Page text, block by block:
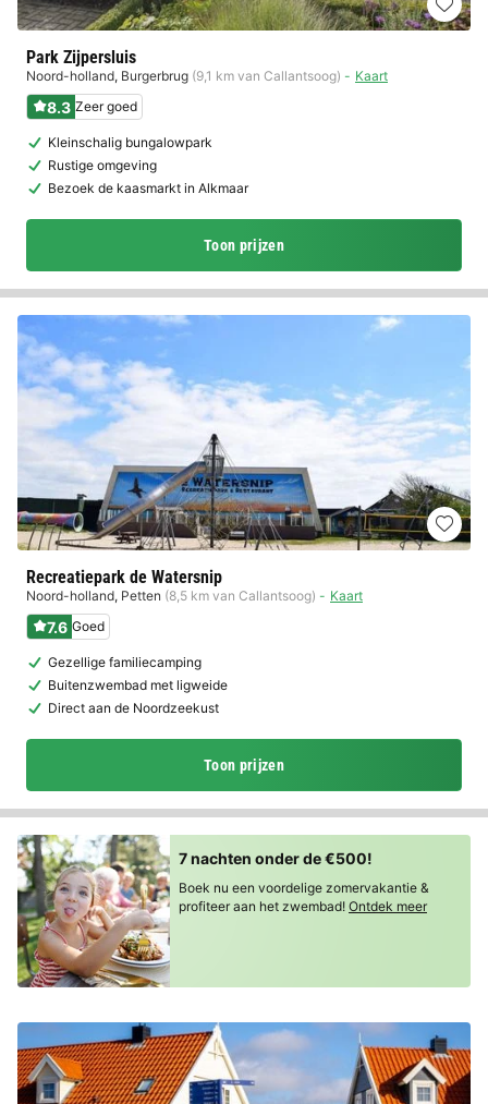
Park Zijpersluis
Noord-holland, Burgerbrug (9,1 km van Callantsoog) Kaart
8.3 Zeer goed
Kleinschalig bungalowpark
Rustige omgeving
Bezoek de kaasmarkt in Alkmaar
Toon prijzen
Recreatiepark de Watersnip
Noord-holland, Petten (8,5 km van Callantsoog) Kaart
7.6 Goed
Gezellige familiecamping
Buitenzwembad met ligweide
Direct aan de Noordzeekust
Toon prijzen
7 nachten onder de €500!
Boek nu een voordelige zomervakantie &
profiteer aan het zwembad! Ontdek meer